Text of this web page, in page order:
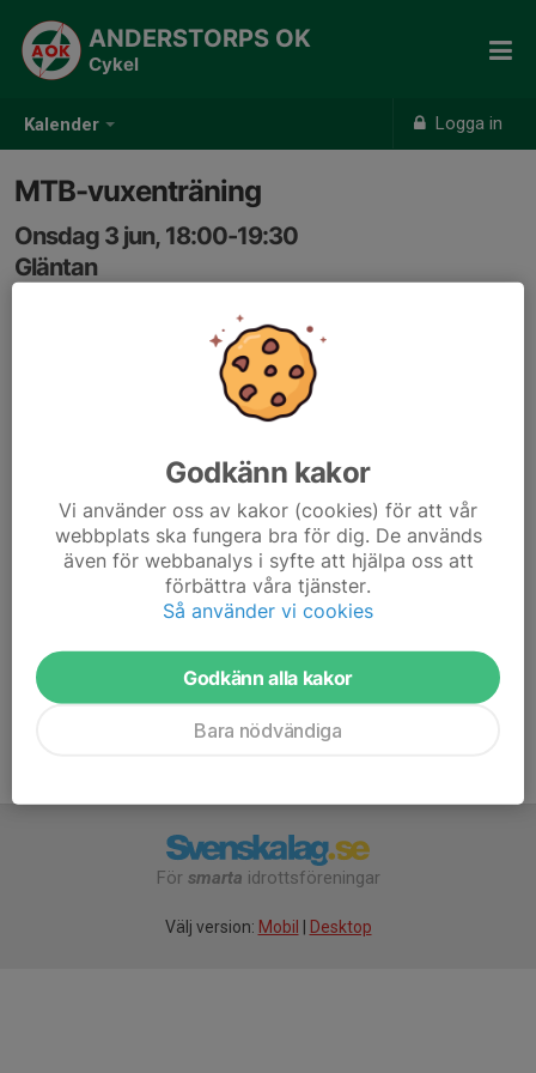
Kalender Logga in
ANDERSTORPS OK
Cykel
MTB-vuxenträning
Onsdag 3 jun, 18:00-19:30
Gläntan
Vi har som målsättning att hålla följande fartgrupper
cyklar både grusväg och lättare stig.
- Team Easy. Lagom tempo på stigar och grusvägar.
-Team Fast/Speed. Svettigt tempo på tekniska stigar.
Vi håller på varje onsdag fram till sommaren! Varmt
För smarta idrottsföreningar
Välj version: Mobil Desktop
Godkänn kakor
Vi använder oss av kakor (cookies) för att vår
webbplats ska fungera bra för dig. De används
även för webbanalys i syfte att hjälpa oss att
förbättra våra tjänster.
Så använder vi cookies
Godkänn alla kakor
Bara nödvändiga